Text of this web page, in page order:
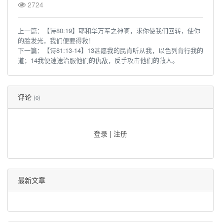
2724
上一篇：
【诗80:19】耶和华万军之神啊，求你使我们回转，使你
的脸发光，我们便要得救！
下一篇：
【诗81:13-14】13甚愿我的民肯听从我，以色列肯行我的
道；14我便速速治服他们的仇敌，反手攻击他们的敌人。
评论 (0)
登录 | 注册
最新文章